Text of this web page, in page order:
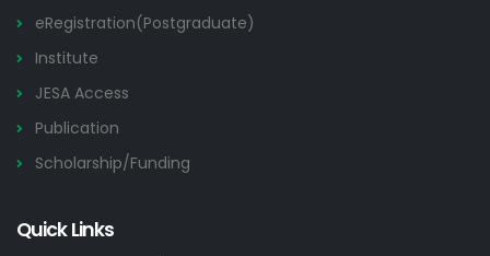
eRegistration(Postgraduate)
Institute
JESA Access
Publication
Scholarship/Funding
Quick Links